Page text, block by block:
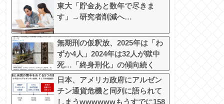
東大「貯金あと数年で尽きま
す」→研究者削減へ…
無期刑の仮釈放、2025年は「わ
ずか4人」2024年は32人が獄中
死…「終身刑化」の傾向続く
日本、アメリカ政府にアルゼン
チン通貨危機と同列に語られて
しまうwwwwwwもうすでに158